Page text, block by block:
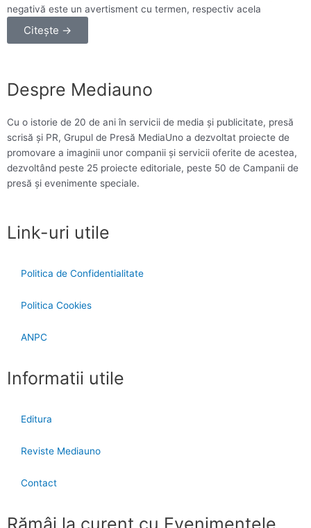
negativă este un avertisment cu termen, respectiv acela
Citește →
Despre Mediauno
Cu o istorie de 20 de ani în servicii de media și publicitate, presă
scrisă și PR, Grupul de Presă MediaUno a dezvoltat proiecte de
promovare a imaginii unor companii și servicii oferite de acestea,
dezvoltând peste 25 proiecte editoriale, peste 50 de Campanii de
presă și evenimente speciale.
Link-uri utile
Politica de Confidentialitate
Politica Cookies
ANPC
Informatii utile
Editura
Reviste Mediauno
Contact
Rămâi la curent cu Evenimentele